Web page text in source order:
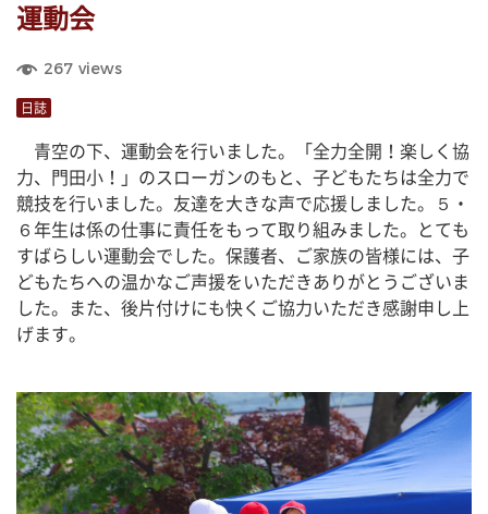
運動会
267 views
日誌
青空の下、運動会を行いました。「全力全開！楽しく協
力、門田小！」のスローガンのもと、子どもたちは全力で
競技を行いました。友達を大きな声で応援しました。５・
６年生は係の仕事に責任をもって取り組みました。とても
すばらしい運動会でした。保護者、ご家族の皆様には、子
どもたちへの温かなご声援をいただきありがとうございま
した。また、後片付けにも快くご協力いただき感謝申し上
げます。